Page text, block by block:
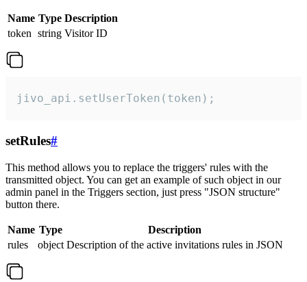
Name Type Description
token string Visitor ID
jivo_api.setUserToken(token);
setRules#
This method allows you to replace the triggers' rules with the
transmitted object. You can get an example of such object in our
admin panel in the Triggers section, just press "JSON structure"
button there.
Name Type
Description
rules
object Description of the active invitations rules in JSON